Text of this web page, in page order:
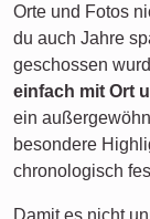
Orte und Fotos
du auch Jahre
geschossen
einfach mit Ort
ein
besondere
chronologisch
Damit es nicht